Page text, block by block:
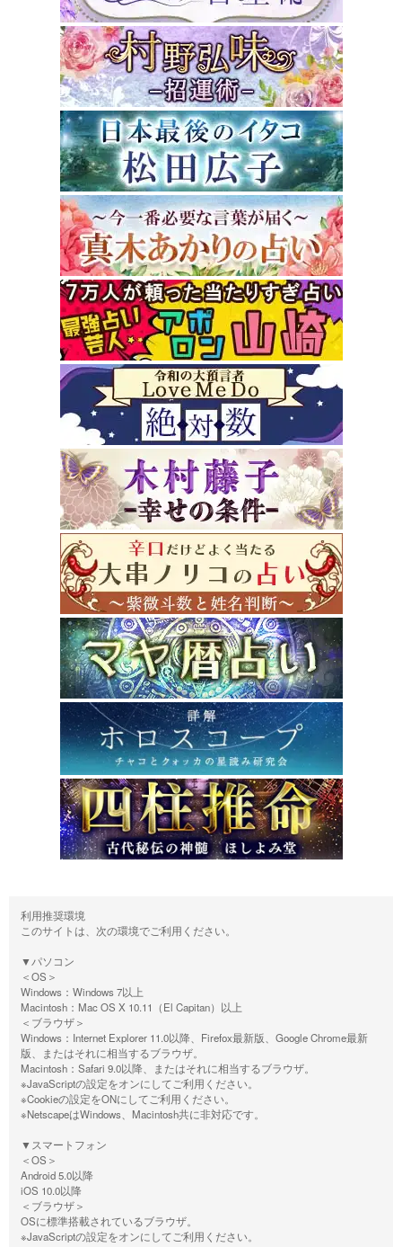
利用推奨環境
このサイトは、次の環境でご利用ください。
▼パソコン
＜OS＞
Windows：Windows 7以上
Macintosh：Mac OS X 10.11（El Capitan）以上
＜ブラウザ＞
Windows：Internet Explorer 11.0以降、Firefox最新版、Google Chrome最新
版、またはそれに相当するブラウザ。
Macintosh：Safari 9.0以降、またはそれに相当するブラウザ。
※JavaScriptの設定をオンにしてご利用ください。
※Cookieの設定をONにしてご利用ください。
※NetscapeはWindows、Macintosh共に非対応です。
▼スマートフォン
＜OS＞
Android 5.0以降
iOS 10.0以降
＜ブラウザ＞
OSに標準搭載されているブラウザ。
※JavaScriptの設定をオンにしてご利用ください。